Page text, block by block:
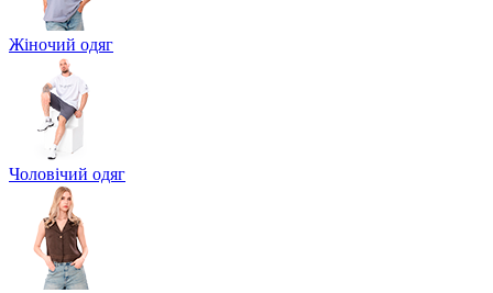
Жіночий одяг
Чоловічий одяг